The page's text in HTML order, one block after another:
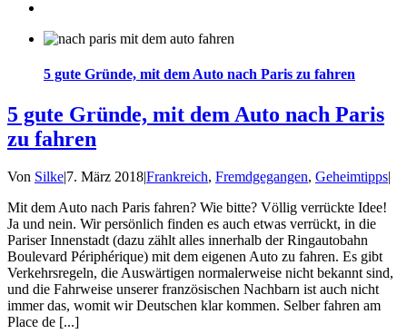
5 gute Gründe, mit dem Auto nach Paris zu fahren
5 gute Gründe, mit dem Auto nach Paris
zu fahren
Von Silke|7. März 2018|Frankreich, Fremdgegangen, Geheimtipps|
Mit dem Auto nach Paris fahren? Wie bitte? Völlig verrückte Idee!
Ja und nein. Wir persönlich finden es auch etwas verrückt, in die
Pariser Innenstadt (dazu zählt alles innerhalb der Ringautobahn
Boulevard Périphérique) mit dem eigenen Auto zu fahren. Es gibt
Verkehrsregeln, die Auswärtigen normalerweise nicht bekannt sind,
und die Fahrweise unserer französischen Nachbarn ist auch nicht
immer das, womit wir Deutschen klar kommen. Selber fahren am
Place de [...]